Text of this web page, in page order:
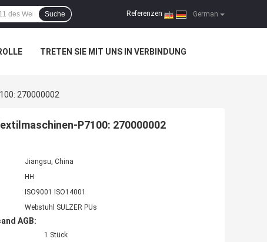
German
Referenzen |
Suche
TRETEN SIE MIT UNS IN VERBINDUNG
270000002
P7100: 270000002
Jiangsu, China
HH
ISO9001 ISO14001
Webstuhl SULZER PUs
AGB:
1 Stück